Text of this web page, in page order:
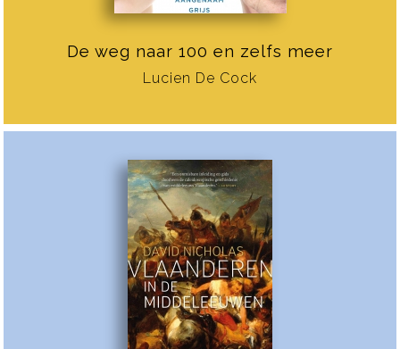
De weg naar 100 en zelfs meer
Lucien De Cock